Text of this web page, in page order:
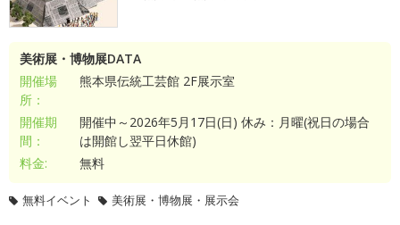
美術展・博物展DATA
開催場
所：
熊本県伝統工芸館 2F展示室
開催期
間：
開催中～2026年5月17日(日) 休み：月曜(祝日の場合
は開館し翌平日休館)
料金:
無料
無料イベント 美術展・博物展・展示会